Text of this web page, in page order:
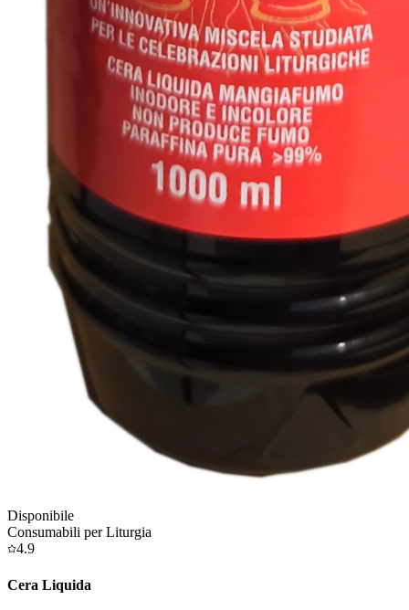
Disponibile
Consumabili per Liturgia
4.9
Cera Liquida